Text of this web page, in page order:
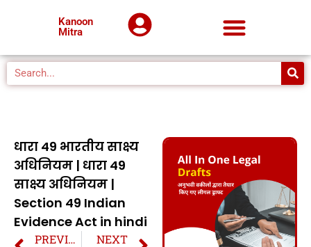
Kanoon
Mitra
धारा 49 भारतीय साक्ष्य
अधिनियम | धारा 49
साक्ष्य अधिनियम |
Section 49 Indian
Evidence Act in hindi
PREVIOUS NEXT